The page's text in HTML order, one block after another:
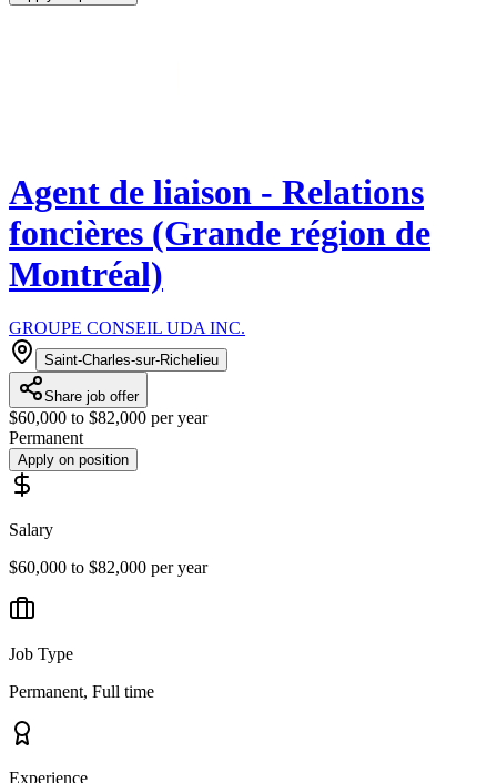
Agent de liaison - Relations
foncières (Grande région de
Montréal)
GROUPE CONSEIL UDA INC.
Saint-Charles-sur-Richelieu
Share job offer
$60,000 to $82,000 per year
Permanent
Apply on position
Salary
$60,000 to $82,000 per year
Job Type
Permanent, Full time
Experience